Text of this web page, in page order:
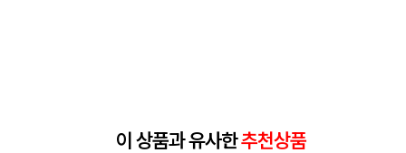
이 상품과 유사한추천상품